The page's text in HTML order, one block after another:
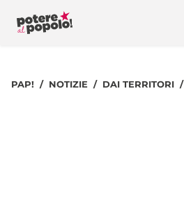
PAP! NOTIZIE DAI TERRITORI